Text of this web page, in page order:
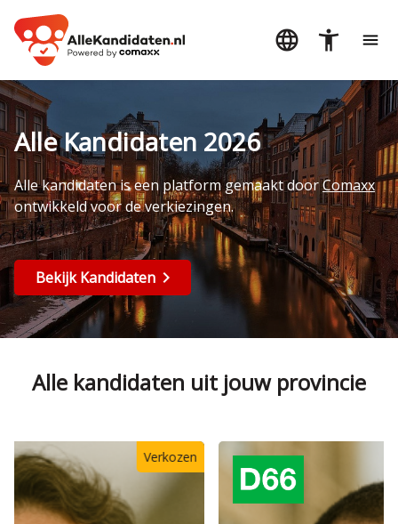
Alle Kandidaten 2026
Alle kandidaten is een platform gemaakt doorComaxx
ontwikkeld voor de verkiezingen.
Bekijk Kandidaten
Alle kandidaten uit jouw provincie